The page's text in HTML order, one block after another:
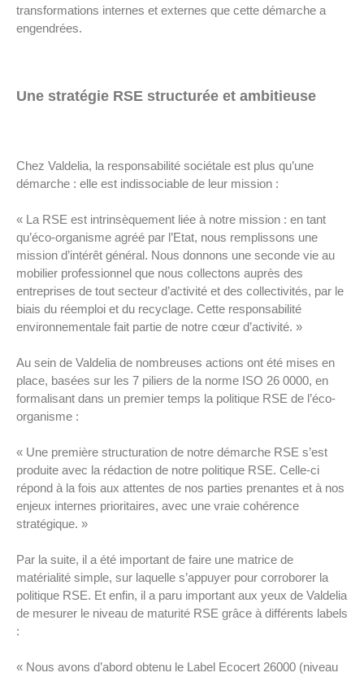
transformations internes et externes que cette démarche a
engendrées.
Une stratégie RSE structurée et ambitieuse
Chez Valdelia, la responsabilité sociétale est plus qu’une
démarche : elle est indissociable de leur mission :
« La RSE est intrinsèquement liée à notre mission : en tant
qu’éco-organisme agréé par l’Etat, nous remplissons une
mission d’intérêt général. Nous donnons une seconde vie au
mobilier professionnel que nous collectons auprès des
entreprises de tout secteur d’activité et des collectivités, par le
biais du réemploi et du recyclage. Cette responsabilité
environnementale fait partie de notre cœur d’activité. »
Au sein de Valdelia de nombreuses actions ont été mises en
place, basées sur les 7 piliers de la norme ISO 26 0000, en
formalisant dans un premier temps la politique RSE de l’éco-
organisme :
« Une première structuration de notre démarche RSE s’est
produite avec la rédaction de notre politique RSE. Celle-ci
répond à la fois aux attentes de nos parties prenantes et à nos
enjeux internes prioritaires, avec une vraie cohérence
stratégique. »
Par la suite, il a été important de faire une matrice de
matérialité simple, sur laquelle s’appuyer pour corroborer la
politique RSE. Et enfin, il a paru important aux yeux de Valdelia
de mesurer le niveau de maturité RSE grâce à différents labels
:
« Nous avons d’abord obtenu le Label Ecocert 26000 (niveau